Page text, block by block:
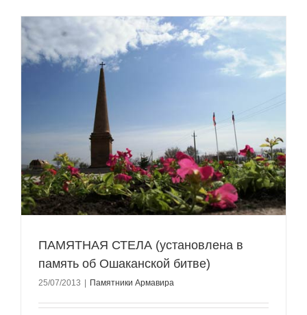
ПАМЯТНАЯ СТЕЛА (установлена в
память об Ошаканской битве)
25/07/2013 Памятники Армавира